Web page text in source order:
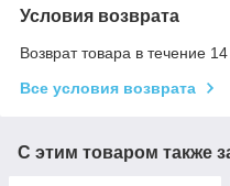
Условия возврата
Возврат товара в течение
Все условия возврата
С этим товаром также